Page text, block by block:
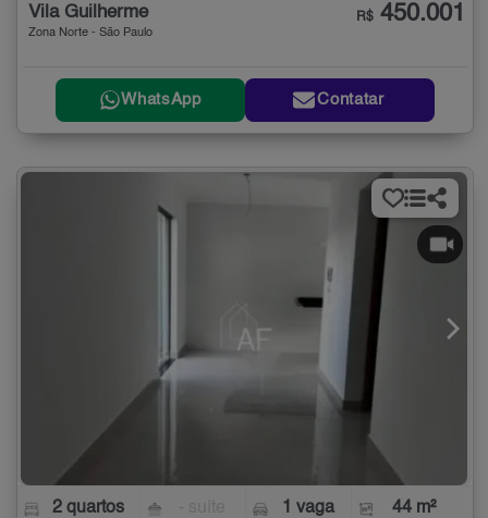
Vila Guilherme
Zona Norte - São Paulo
R$ 450.001
WhatsApp Contatar
2 quartos 1 vaga 44 m²